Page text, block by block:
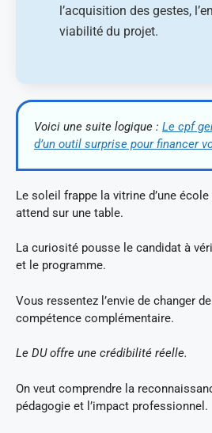
l’acquisition des gestes,
viabilité du projet.
Voici une suite logique : Le cpf
d’un outil surprise pour financer
Le soleil frappe la vitrine d’une
attend sur une table.
La curiosité pousse le candidat à
et le programme.
Vous ressentez l’envie de changer
compétence complémentaire.
Le DU offre une crédibilité réelle.
On veut comprendre la
pédagogie et l’impact professionnel.